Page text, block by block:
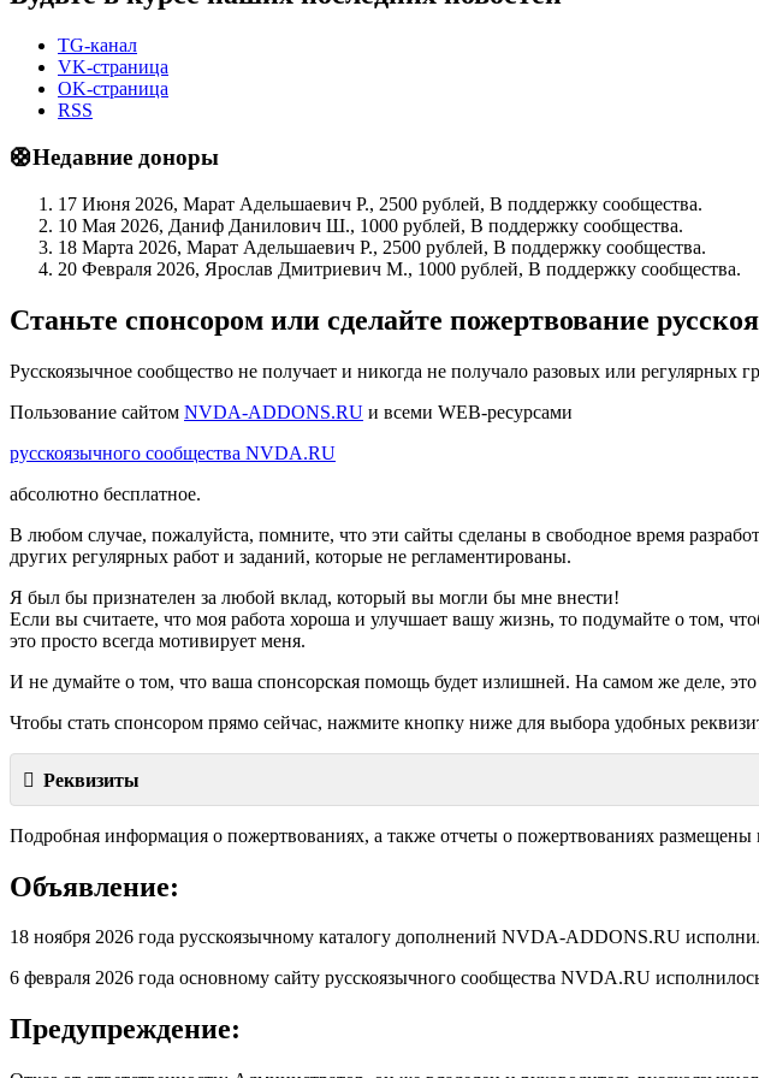
TG-канал
VK-страница
OK-страница
RSS
🛟Недавние доноры
17 Июня 2026, Марат Адельшаевич Р., 2500 рублей, В поддержку сообщества.
10 Мая 2026, Даниф Данилович Ш., 1000 рублей, В поддержку сообщества.
18 Марта 2026, Марат Адельшаевич Р., 2500 рублей, В поддержку сообщества.
20 Февраля 2026, Ярослав Дмитриевич М., 1000 рублей, В поддержку сообщества.
Станьте спонсором или сделайте пожертвование
Русскоязычное сообщество не получает и никогда не получало разовых или регулярных
Пользование сайтом NVDA-ADDONS.RU и всеми WEB-ресурсами
русскоязычного сообщества NVDA.RU
абсолютно бесплатное.
В любом случае, пожалуйста, помните, что эти сайты сделаны в свободное время
других регулярных работ и заданий, которые не регламентированы.
Я был бы признателен за любой вклад, который вы могли бы мне внести!
Если вы считаете, что моя работа хороша и улучшает вашу жизнь, то подумайте о том,
это просто всегда мотивирует меня.
И не думайте о том, что ваша спонсорская помощь будет излишней. На самом же деле,
Чтобы стать спонсором прямо сейчас, нажмите кнопку ниже для выбора удобных
Реквизиты
Подробная информация о пожертвованиях, а также отчеты о пожертвованиях размещены
Объявление:
18 ноября 2026 года русскоязычному каталогу дополнений NVDA-ADDONS.RU
6 февраля 2026 года основному сайту русскоязычного сообщества NVDA.RU
Предупреждение: